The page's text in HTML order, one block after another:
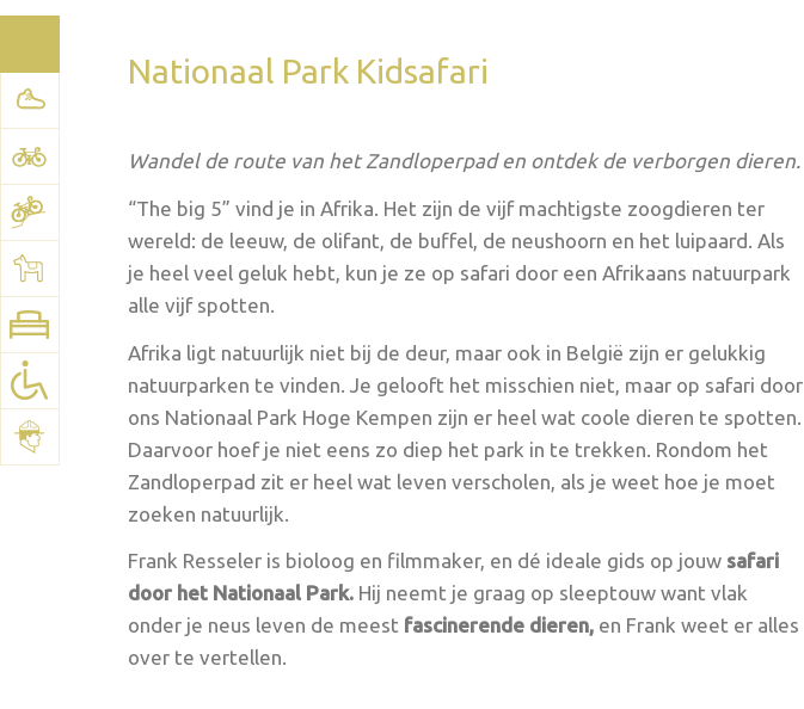
Nationaal Park Kidsafari
Wandel de route van het Zandloperpad en ontdek de verborgen dieren.
“The big 5” vind je in Afrika. Het zijn de vijf machtigste zoogdieren ter
wereld: de leeuw, de olifant, de buffel, de neushoorn en het luipaard. Als
je heel veel geluk hebt, kun je ze op safari door een Afrikaans natuurpark
alle vijf spotten.
Afrika ligt natuurlijk niet bij de deur, maar ook in België zijn er gelukkig
natuurparken te vinden. Je gelooft het misschien niet, maar op safari door
ons Nationaal Park Hoge Kempen zijn er heel wat coole dieren te spotten.
Daarvoor hoef je niet eens zo diep het park in te trekken. Rondom het
Zandloperpad zit er heel wat leven verscholen, als je weet hoe je moet
zoeken natuurlijk.
Frank Resseler is bioloog en filmmaker, en dé ideale gids op jouw safari
door het Nationaal Park. Hij neemt je graag op sleeptouw want vlak
onder je neus leven de meest fascinerende dieren, en Frank weet er alles
over te vertellen.